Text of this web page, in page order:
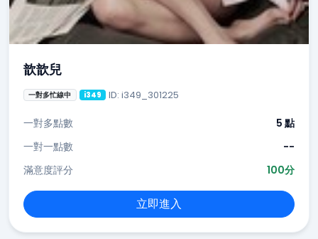
歆歆兒
一對多忙線中 i349 ID: i349_301225
一對多點數
5 點
一對一點數
--
滿意度評分
100分
立即進入